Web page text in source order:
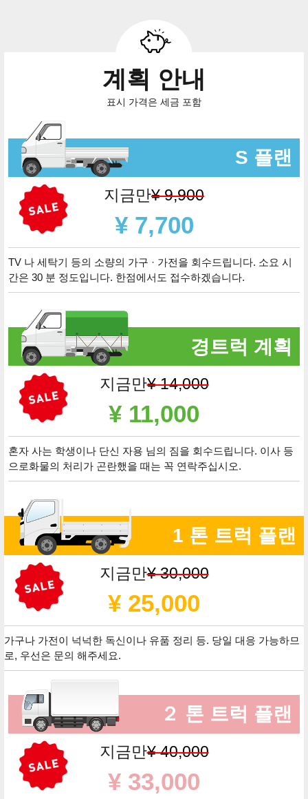
계획 안내
표시 가격은 세금 포함
S 플랜
지금만¥ 9,900
¥ 7,700
TV 나 세탁기 등의 소량의 가구 · 가전을 회수드립니다. 소요 시
간은 30 분 정도입니다. 한점에서도 접수하겠습니다.
경트럭 계획
지금만¥ 14,000
¥ 11,000
혼자 사는 학생이나 단신 자용 님의 짐을 회수드립니다. 이사 등
으로화물의 처리가 곤란했을 때는 꼭 연락주십시오.
1 톤 트럭 플랜
지금만¥ 30,000
¥ 25,000
가구나 가전이 넉넉한 독신이나 유품 정리 등. 당일 대응 가능하므
로, 우선은 문의 해주세요.
２ 톤 트럭 플랜
지금만¥ 40,000
¥ 33,000